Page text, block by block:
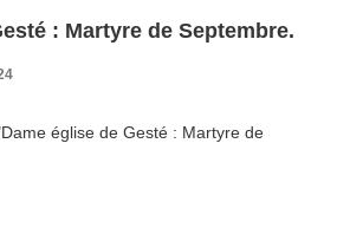
: Martyre de Septembre.